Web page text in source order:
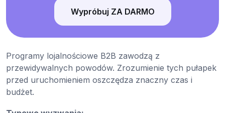
Wypróbuj ZA DARMO
Programy lojalnościowe B2B zawodzą z
przewidywalnych powodów. Zrozumienie tych pułapek
przed uruchomieniem oszczędza znaczny czas i
budżet.